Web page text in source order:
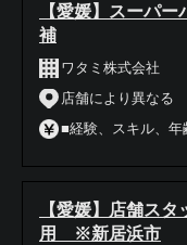
【愛媛】スーパ
補
ワタミ株式会社
店舗により異なる
■経験、スキル、年
【愛媛】店舗ス
用 ※新居浜市